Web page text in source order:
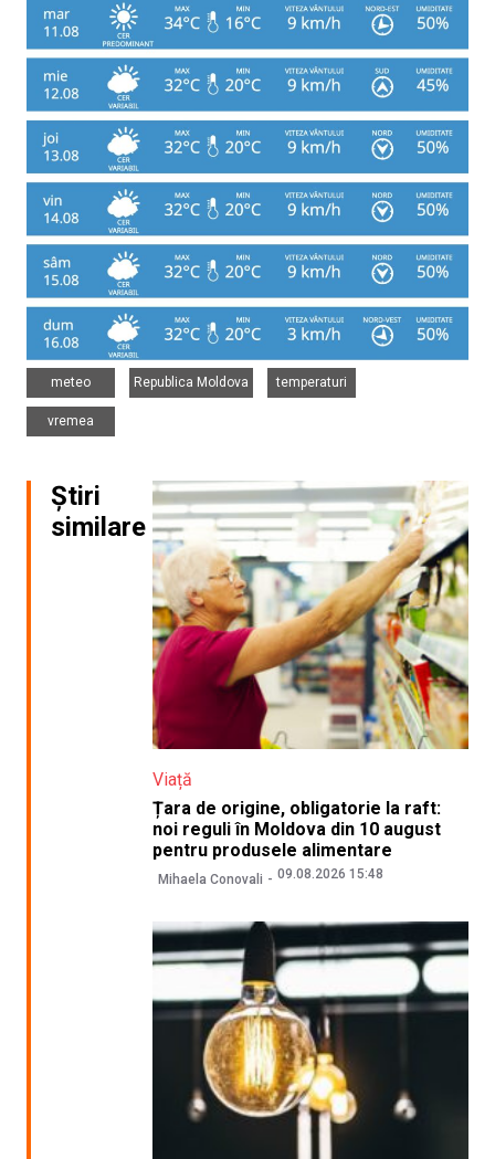
meteo
Republica Moldova
temperaturi
vremea
Știri
similare
Viață
Țara de origine, obligatorie la raft:
noi reguli în Moldova din 10 august
pentru produsele alimentare
Mihaela Conovali 09.08.2026 15:48